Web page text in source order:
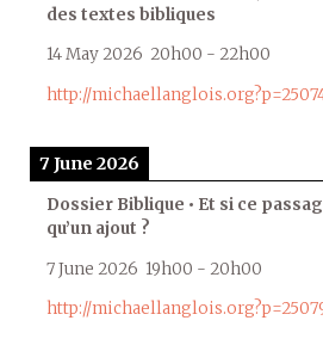
des textes bibliques
14 May 2026 20h00 - 22h00
http://
7 June 2026
Dossier Biblique • Et si ce
qu’un ajout ?
7 June 2026 19h00 - 20h00
http://